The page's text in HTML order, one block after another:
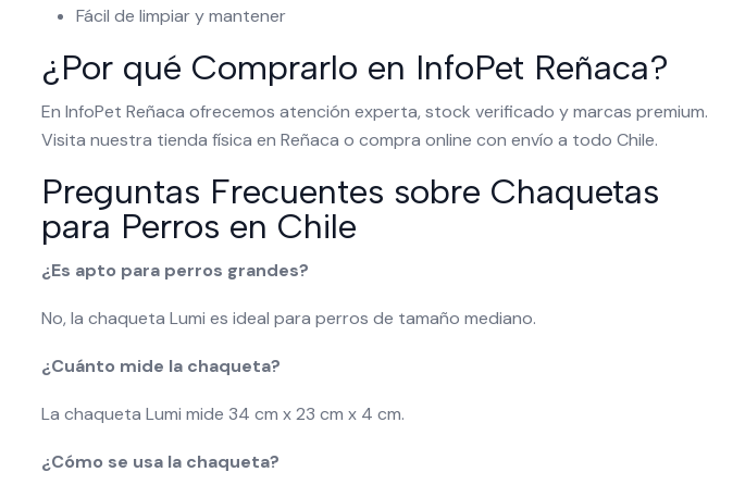
Fácil de limpiar y mantener
¿Por qué Comprarlo en InfoPet Reñaca?
En InfoPet Reñaca ofrecemos atención experta, stock verificado y marcas premium.
Visita nuestra tienda física en Reñaca o compra online con envío a todo Chile.
Preguntas Frecuentes sobre Chaquetas
para Perros en Chile
¿Es apto para perros grandes?
No, la chaqueta Lumi es ideal para perros de tamaño mediano.
¿Cuánto mide la chaqueta?
La chaqueta Lumi mide 34 cm x 23 cm x 4 cm.
¿Cómo se usa la chaqueta?